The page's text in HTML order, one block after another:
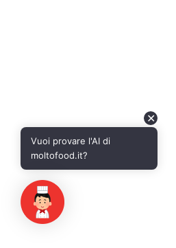
✕
Vuoi provare l'AI di
moltofood.it?